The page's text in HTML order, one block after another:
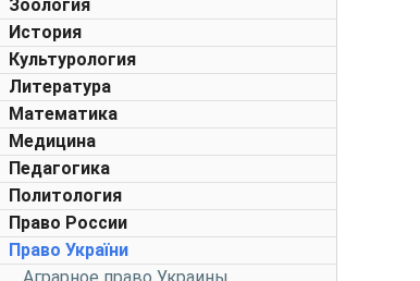
Зоология
История
Культурология
Литература
Математика
Медицина
Педагогика
Политология
Право России
Право України